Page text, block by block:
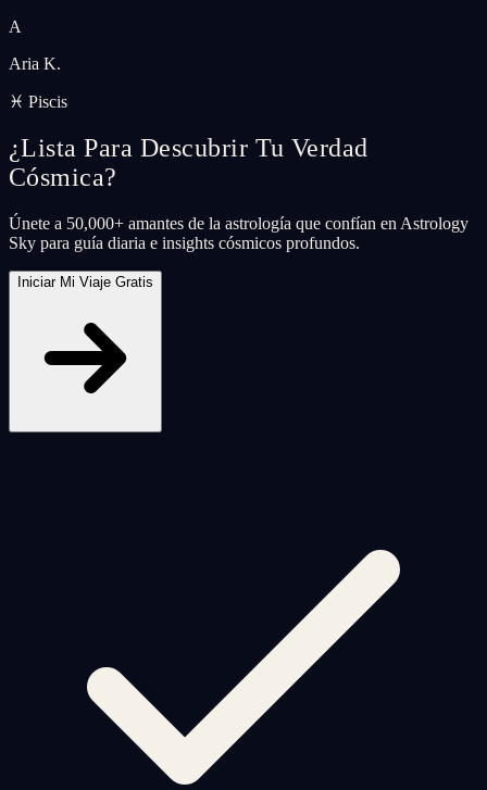
A
Aria K.
♓ Piscis
¿Lista Para Descubrir Tu Verdad
Cósmica?
Únete a 50,000+ amantes de la astrología que confían en Astrology
Sky para guía diaria e insights cósmicos profundos.
Iniciar Mi Viaje Gratis